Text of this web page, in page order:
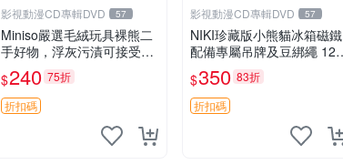
影視動漫CD專輯DVD 57
Miniso嚴選毛絨玩具裸熊二
手好物，浮灰污漬可接受。
請詳閱照片再下單，售出不
退不換。全新品相收藏推
薦。 裸熊 毛絨玩具 收藏
$240 75折
折扣碼
影視動漫CD專輯DVD 57
NIKI珍藏版小熊貓冰箱磁鐵
配備專屬吊牌及豆綁繩 12c
m 廢品嚴選 好評推薦 小熊
貓冰箱貼 磁鐵掛件 冰箱飾
品
$350 83折
折扣碼